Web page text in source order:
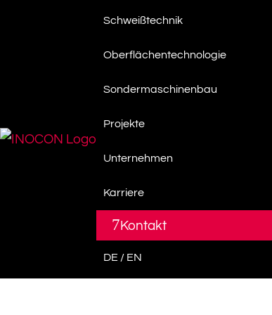
Schweißtechnik
Oberflächentechnologie
Sondermaschinenbau
Projekte
Unternehmen
Karriere
7 Kontakt
DE / EN